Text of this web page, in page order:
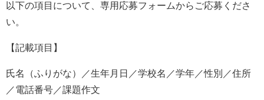
以下の項目について、専用応募フォームからご応募くださ
い。
【記載項目】
氏名（ふりがな）／生年月日／学校名／学年／性別／住所
／電話番号／課題作文